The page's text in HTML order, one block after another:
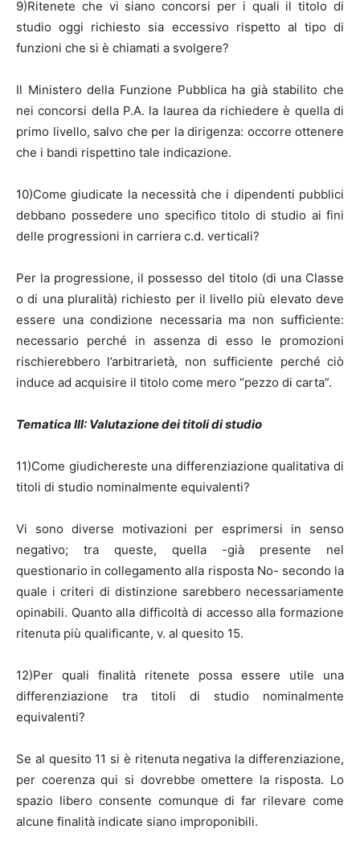
9)Ritenete che vi siano concorsi per i quali il titolo di
studio oggi richiesto sia eccessivo rispetto al tipo di
funzioni che si è chiamati a svolgere?
Il Ministero della Funzione Pubblica ha già stabilito che
nei concorsi della P.A. la laurea da richiedere è quella di
primo livello, salvo che per la dirigenza: occorre ottenere
che i bandi rispettino tale indicazione.
10)Come giudicate la necessità che i dipendenti pubblici
debbano possedere uno specifico titolo di studio ai fini
delle progressioni in carriera c.d. verticali?
Per la progressione, il possesso del titolo (di una Classe
o di una pluralità) richiesto per il livello più elevato deve
essere una condizione necessaria ma non sufficiente:
necessario perché in assenza di esso le promozioni
rischierebbero l’arbitrarietà, non sufficiente perché ciò
induce ad acquisire il titolo come mero “pezzo di carta”.
Tematica III: Valutazione dei titoli di studio
11)Come giudichereste una differenziazione qualitativa di
titoli di studio nominalmente equivalenti?
Vi sono diverse motivazioni per esprimersi in senso
negativo; tra queste, quella -già presente nel
questionario in collegamento alla risposta No- secondo la
quale i criteri di distinzione sarebbero necessariamente
opinabili. Quanto alla difficoltà di accesso alla formazione
ritenuta più qualificante, v. al quesito 15.
12)Per quali finalità ritenete possa essere utile una
differenziazione tra titoli di studio nominalmente
equivalenti?
Se al quesito 11 si è ritenuta negativa la differenziazione,
per coerenza qui si dovrebbe omettere la risposta. Lo
spazio libero consente comunque di far rilevare come
alcune finalità indicate siano improponibili.